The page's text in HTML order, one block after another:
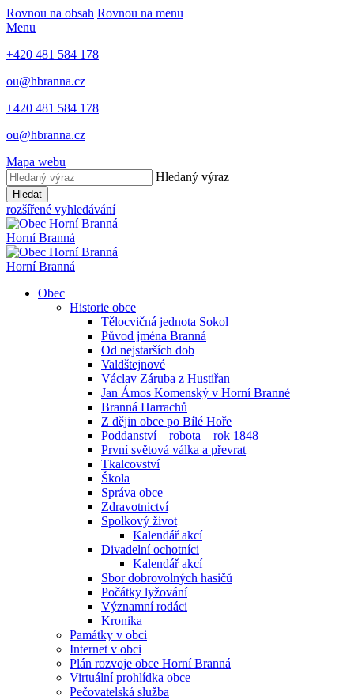
Rovnou na obsah Rovnou na menu
Menu
+420 481 584 178
ou@hbranna.cz
+420 481 584 178
ou@hbranna.cz
Mapa webu
Hledaný výraz
Hledat
rozšířené vyhledávání
Horní Branná
Horní Branná
Obec
Historie obce
Tělocvičná jednota Sokol
Původ jména Branná
Od nejstarších dob
Valdštejnové
Václav Záruba z Hustiřan
Jan Ámos Komenský v Horní Branné
Branná Harrachů
Z dějin obce po Bílé Hoře
Poddanství – robota – rok 1848
První světová válka a převrat
Tkalcovství
Škola
Správa obce
Zdravotnictví
Spolkový život
Kalendář akcí
Divadelní ochotníci
Kalendář akcí
Sbor dobrovolných hasičů
Počátky lyžování
Významní rodáci
Kronika
Památky v obci
Internet v obci
Plán rozvoje obce Horní Branná
Virtuální prohlídka obce
Pečovatelská služba